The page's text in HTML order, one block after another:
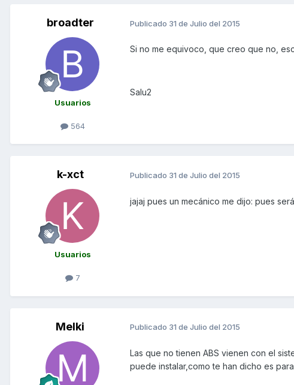
broadter
Usuarios
564
Publicado 31 de Julio del 2015
Si no me equivoco, que creo que no,
Salu2
k-xct
Usuarios
7
Publicado 31 de Julio del 2015
jajaj pues un mecánico me dijo: pues
Melki Publicado 31 de Julio del 2015
Las que no tienen ABS vienen con el
puede instalar,como te han dicho es